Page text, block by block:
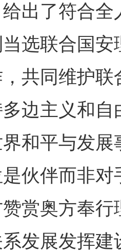
出了符合
选联合国
共同维护
边主义和
和平与发
伙伴而非
赏奥方奉
发展发挥建